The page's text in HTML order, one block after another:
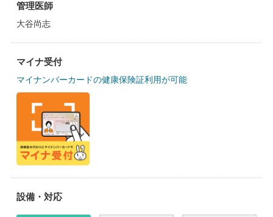
管理医師
大谷尚志
マイナ受付
マイナンバーカードの健康保険証利用が可能
設備・対応